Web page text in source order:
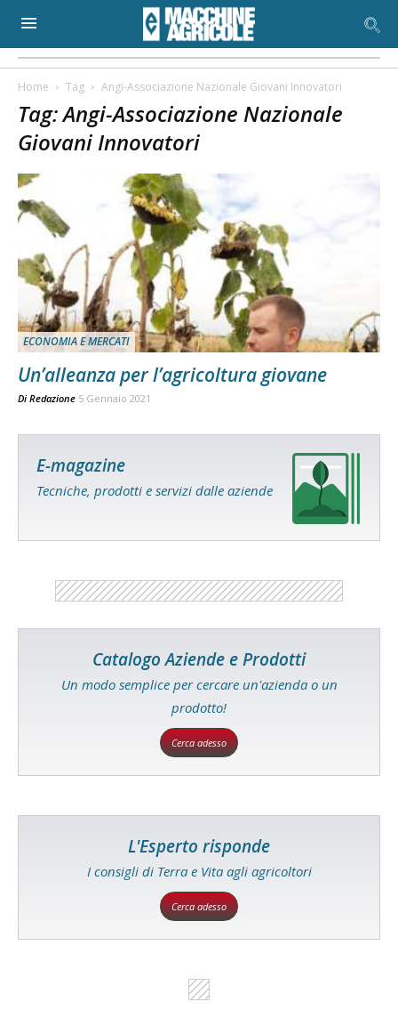
Home Tag Angi-Associazione Nazionale Giovani Innovatori
Tag: Angi-Associazione Nazionale
Giovani Innovatori
ECONOMIA E MERCATI
Un’alleanza per l’agricoltura giovane
Di Redazione 5 Gennaio 2021
E-magazine
Tecniche, prodotti e servizi dalle aziende
Catalogo Aziende e Prodotti
Un modo semplice per cercare un'azienda o un
prodotto!
Cerca adesso
L'Esperto risponde
I consigli di Terra e Vita agli agricoltori
Cerca adesso